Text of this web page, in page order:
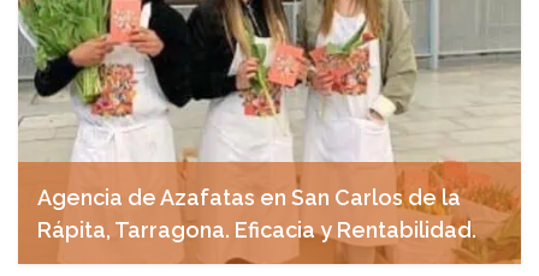
Agencia de Azafatas en San Carlos de la
Rápita, Tarragona. Eficacia y Rentabilidad.